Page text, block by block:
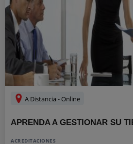
A Distancia - Online
APRENDA A GESTIONAR SU
ACREDITACIONES